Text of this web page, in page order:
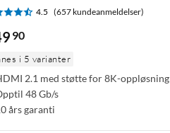
4.5 (657 kundeanmeldelser)
90
i 5 varianter
2.1 med støtte for 8K-oppløsning
48 Gb/s
års garanti